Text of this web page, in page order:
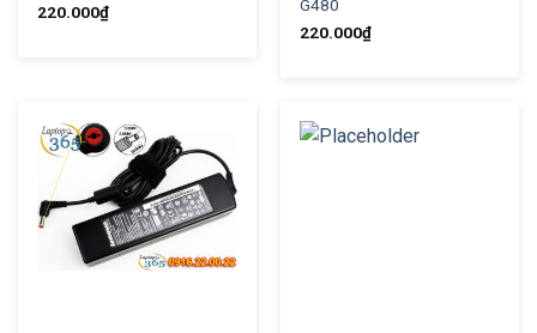
220.000₫
G480
220.000₫